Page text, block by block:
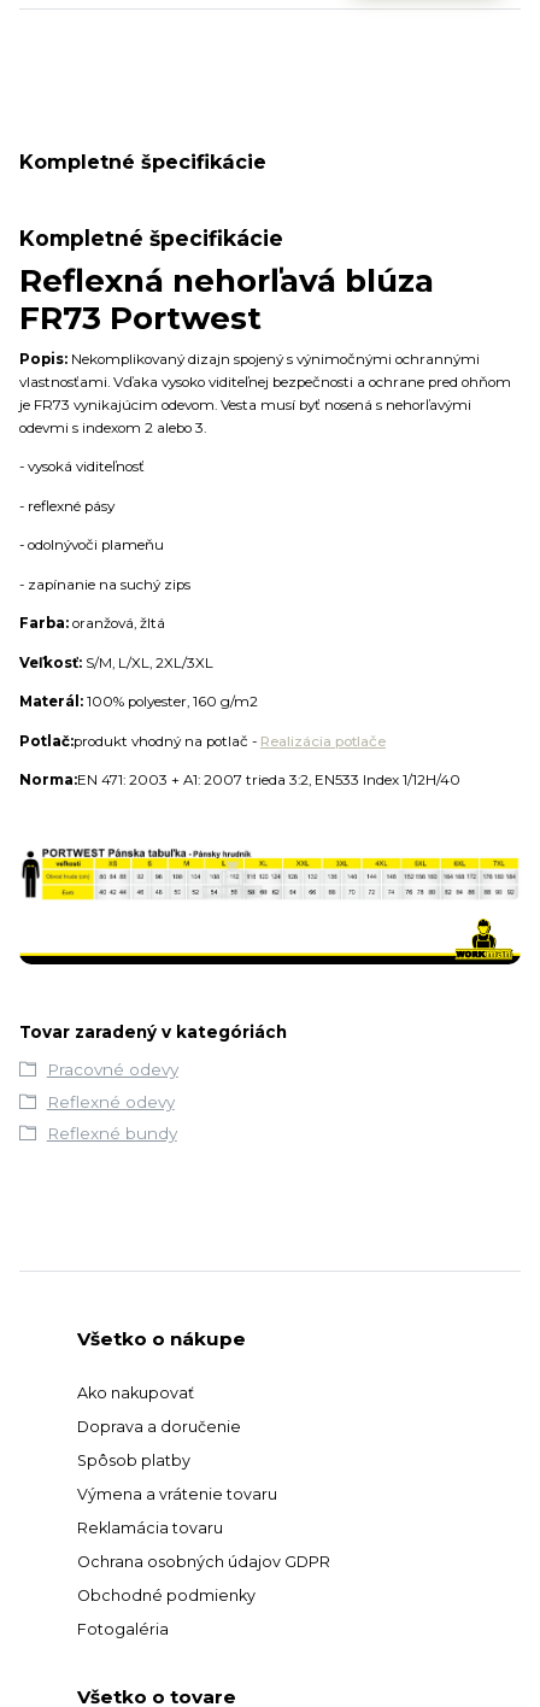
Kompletné špecifikácie
Kompletné špecifikácie
Reflexná nehorľavá blúza
FR73 Portwest
Popis: Nekomplikovaný dizajn spojený s výnimočnými ochrannými
vlastnosťami. Vďaka vysoko viditeľnej bezpečnosti a ochrane pred ohňom
je FR73 vynikajúcim odevom . Vesta musí byť nosená s nehorľavými
odevmi s indexom 2 alebo 3.
- vysoká viditeľnosť
- reflexné pásy
- odolnývoči plameňu
- zapínanie na suchý zips
Farba: oranžová, žltá
Veľkosť: S/M, L/XL, 2XL/3XL
Materál: 100% polyester, 160 g/m2
Potlač:produkt vhodný na potlač - Realizácia potlače
Norma:EN 471: 2003 + A1: 2007 trieda 3:2, EN533 Index 1/12H/40
Tovar zaradený v kategóriách
Pracovné odevy
Reflexné odevy
Reflexné bundy
Všetko o nákupe
Ako nakupovať
Doprava a doručenie
Spôsob platby
Výmena a vrátenie tovaru
Reklamácia tovaru
Ochrana osobných údajov GDPR
Obchodné podmienky
Fotogaléria
Všetko o tovare